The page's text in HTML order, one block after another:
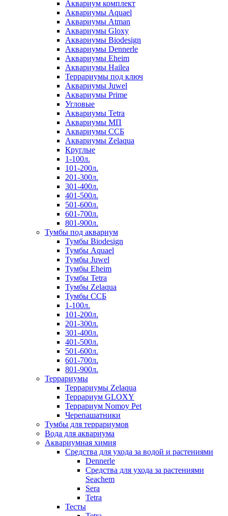
Аквариум комплект
Аквариумы Aquael
Аквариумы Atman
Аквариумы Gloxy
Аквариумы Biodesign
Аквариумы Dennerle
Аквариумы Eheim
Аквариумы Hailea
Террариумы под ключ
Аквариумы Juwel
Аквариумы Prime
Угловые
Аквариумы Tetra
Аквариумы МП
Аквариумы ССБ
Аквариумы Zelaqua
Круглые
1-100л.
101-200л.
201-300л.
301-400л.
401-500л.
501-600л.
601-700л.
801-900л.
Тумбы под аквариум
Тумбы Biodesign
Тумбы Aquael
Тумбы Juwel
Тумбы Eheim
Тумбы Tetra
Тумбы Zelaqua
Тумбы ССБ
1-100л.
101-200л.
201-300л.
301-400л.
401-500л.
501-600л.
601-700л.
801-900л.
Террариумы
Террариумы Zelaqua
Террариум GLOXY
Террариум Nomoy Pet
Черепашатники
Тумбы для террариумов
Вода для аквариума
Аквариумная химия
Средства для ухода за водой и растениями
Dennerle
Средства для ухода за растениями
Seachem
Sera
Tetra
Тесты